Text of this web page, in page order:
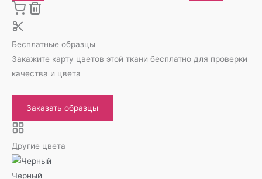
Бесплатные образцы
Закажите карту цветов этой ткани бесплатно для проверки
качества и цвета
Заказать образцы
Другие цвета
Черный